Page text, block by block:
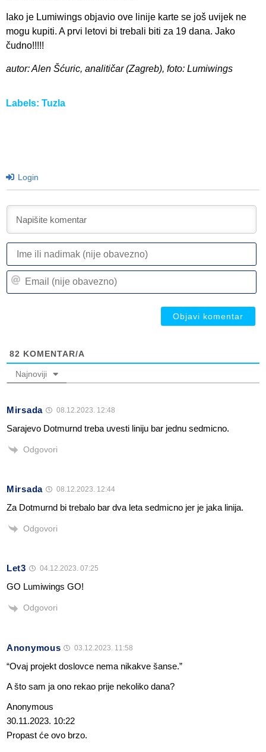
Iako je Lumiwings objavio ove linije karte se još uvijek ne
mogu kupiti. A prvi letovi bi trebali biti za 19 dana. Jako
čudno!!!!!
autor: Alen Šćuric, analitičar (Zagreb), foto: Lumiwings
Labels: Tuzla
Login
82 KOMENTAR/A
Najnoviji
Mirsada 08.12.2023. 12:48
Sarajevo Dotmurnd treba uvesti liniju bar jednu sedmicno.
Odgovori
Mirsada 08.12.2023. 12:44
Za Dotmurnd bi trebalo bar dva leta sedmicno jer je jaka linija.
Odgovori
Let3 04.12.2023. 07:25
GO Lumiwings GO!
Odgovori
Anonymous 03.12.2023. 11:58
“Ovaj projekt doslovce nema nikakve šanse.”
A što sam ja ono rekao prije nekoliko dana?
Anonymous
30.11.2023. 10:22
Propast će ovo brzo.